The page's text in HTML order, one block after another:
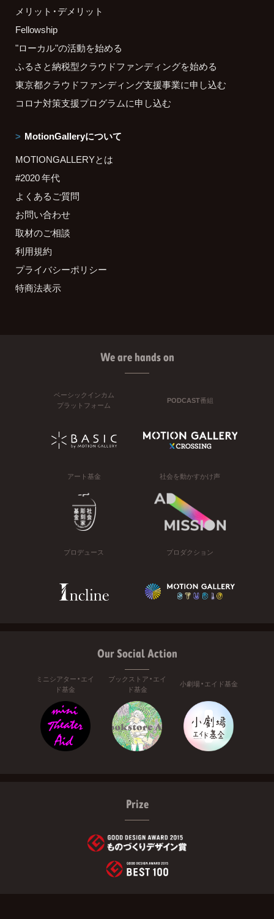
メリット・デメリット
Fellowship
"ローカル"の活動を始める
ふるさと納税型クラウドファンディングを始める
東京都クラウドファンディング支援事業に申し込む
コロナ対策支援プログラムに申し込む
MotionGalleryについて
MOTIONGALLERYとは
#2020 年代
よくあるご質問
お問い合わせ
取材のご相談
利用規約
プライバシーポリシー
特商法表示
We are hands on
ベーシックインカム
プラットフォーム
PODCAST番組
アート基金 社会を動かすかけ声
プロデュース プロダクション
Our Social Action
ミニシアター・エイ
ド基金
ブックストア・エイ
ド基金
小劇場・エイド基金
Prize